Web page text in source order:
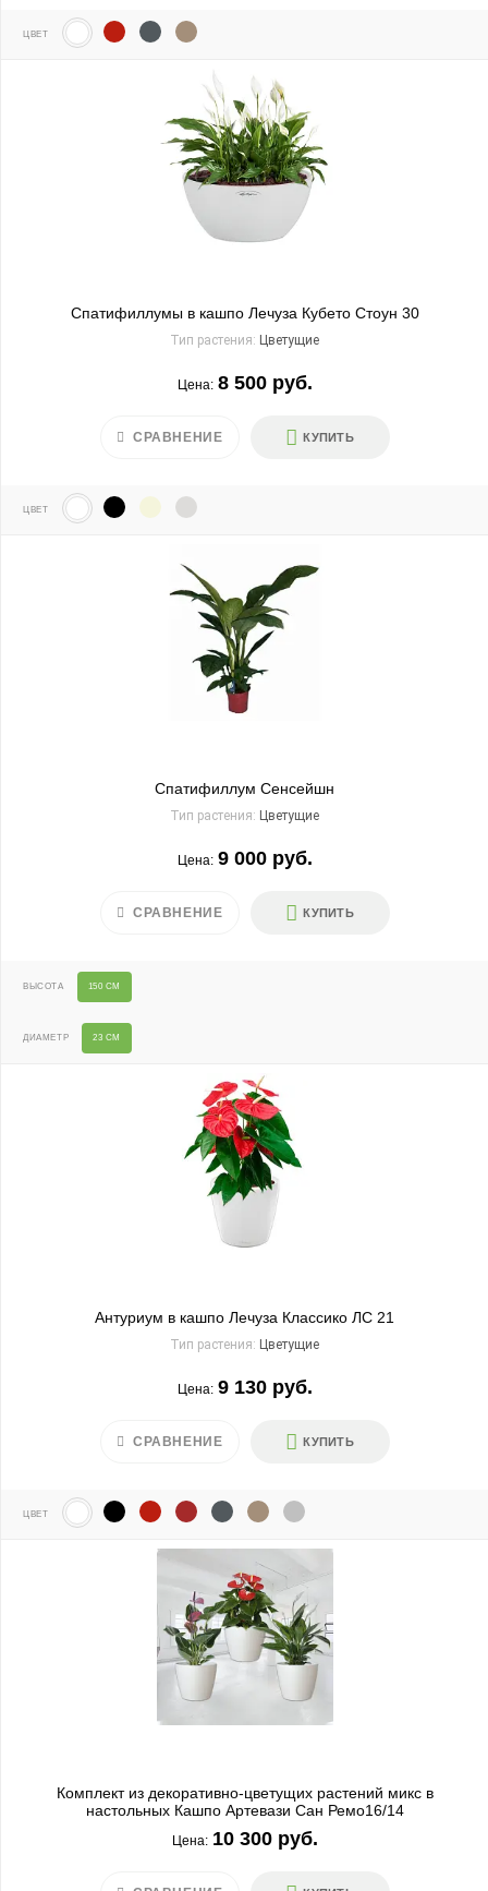
ЦВЕТ
Спатифиллумы в кашпо Лечуза Кубето Стоун 30
Тип растения: Цветущие
Цена: 8 500 руб.
КУПИТЬ
СРАВНЕНИЕ
ЦВЕТ
Спатифиллум Сенсейшн
Тип растения: Цветущие
Цена: 9 000 руб.
КУПИТЬ
СРАВНЕНИЕ
ВЫСОТА 150 СМ
ДИАМЕТР 23 СМ
Антуриум в кашпо Лечуза Классико ЛС 21
Тип растения: Цветущие
Цена: 9 130 руб.
КУПИТЬ
СРАВНЕНИЕ
ЦВЕТ
Комплект из декоративно-цветущих растений микс в
настольных Кашпо Артевази Сан Ремо16/14
Цена: 10 300 руб.